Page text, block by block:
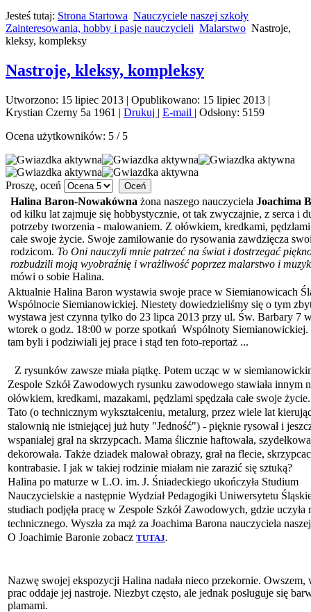
Jesteś tutaj: Strona Startowa Nauczyciele naszej szkoły
Zainteresowania, hobby i pasje nauczycieli Malarstwo Nastroje,
kleksy, kompleksy
Nastroje, kleksy, kompleksy
Utworzono: 15 lipiec 2013 | Opublikowano: 15 lipiec 2013 |
Krystian Czerny 5a 1961 | Drukuj | E-mail | Odsłony: 5159
Ocena użytkowników: 5 / 5
Proszę, oceń
Halina Baron-Nowakówna żona naszego nauczyciela Joachima
od kilku lat zajmuje się hobbystycznie, ot tak zwyczajnie, z serca i
potrzeby tworzenia - malowaniem. Z ołówkiem, kredkami, pędzlami
całe swoje życie. Swoje zamiłowanie do rysowania zawdzięcza
rodzicom. To Oni nauczyli mnie patrzeć na świat i dostrzegać
rozbudzili moją wyobraźnię i wrażliwość poprzez malarstwo i
mówi o sobie Halina.
Aktualnie Halina Baron wystawia swoje prace w Siemianowicach
Wspólnocie Siemianowickiej. Niestety dowiedzieliśmy się o tym
wystawa jest czynna tylko do 23 lipca 2013 przy ul. Św. Barbary 7
wtorek o godz. 18:00 w porze spotkań Wspólnoty
tam byli i podziwiali jej prace i stąd ten foto-reportaż ...
Z rysunków zawsze miała piątkę. Potem ucząc w w
Zespole Szkół Zawodowych rysunku zawodowego stawiała innym
ołówkiem, kredkami, mazakami, pędzlami spędzała całe swoje życie.
Tato (o technicznym wykształceniu, metalurg, przez wiele lat
stalownią nie istniejącej już huty "Jedność") - pięknie rysował i
wspanialej grał na skrzypcach. Mama ślicznie haftowała,
dekorowała. Także dziadek malował obrazy, grał na flecie,
kontrabasie. I jak w takiej rodzinie miałam nie zarazić się sztuką?
Halina po maturze w L.O. im. J. Śniadeckiego ukończyła Studium
Nauczycielskie a następnie Wydział Pedagogiki Uniwersytetu
studiach podjęła pracę w Zespole Szkół Zawodowych, gdzie uczyła
technicznego. Wyszła za mąż za Joachima Barona nauczyciela
O Joachimie Baronie zobacz TUTAJ.
Nazwę swojej ekspozycji Halina nadała nieco przekornie. Owszem,
prac oddaje jej nastroje. Niezbyt często, ale jednak posługuje się
plamami.